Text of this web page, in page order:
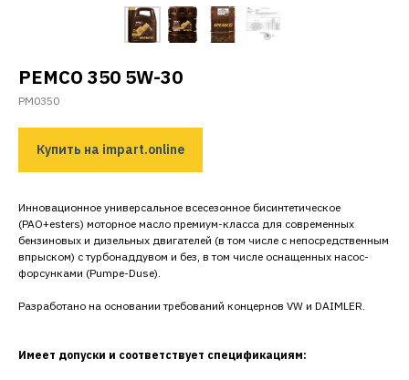
PEMCO 350 5W-30
PM0350
Купить на impart.online
Инновационное универсальное всесезонное бисинтетическое
(PAO+esters) моторное масло премиум-класса для современных
бензиновых и дизельных двигателей (в том числе с непосредственным
впрыском) с турбонаддувом и без, в том числе оснащенных насос-
форсунками (Pumpe-Duse).
Разработано на основании требований концернов VW и DAIMLER.
Имеет допуски и соответствует спецификациям: